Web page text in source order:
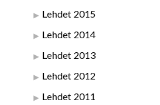
Lehdet 2015
Lehdet 2014
Lehdet 2013
Lehdet 2012
Lehdet 2011